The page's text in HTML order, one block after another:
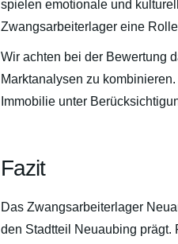
spielen emotionale und
Zwangsarbeiterlager eine
Wir achten bei der Bewertung
Marktanalysen zu
Immobilie unter
Fazit
Das Zwangsarbeiterlager
den Stadtteil Neuaubing